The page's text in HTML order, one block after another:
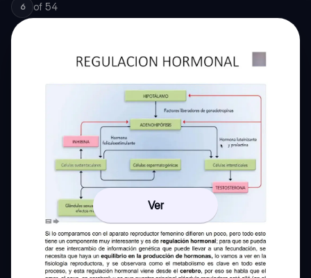
6 of 54
Ver